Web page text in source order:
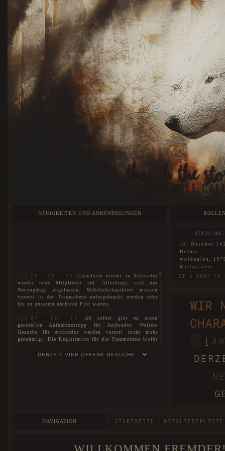
NEUIGKEITEN UND ANKÜNDIGUNGEN
29. OKT 18
Cataclysm nimmt in Anthrador
wieder neue Mitglieder auf. Allerdings sind nur
Neuzugänge zugelassen. Mehrfachcharaktere müssen
vorerst in der Traumebene untergebracht werden oder
bis zu unserem nächsten Plot warten.
07. OKT 18
Ab sofort gibt es einen
generellen Aufnahmestopp für Anthrador. Weitere
Gesuche für Anthrador werden vorerst nicht mehr
genehmigt. Die Registration für die Traumebene bleibt
sich auf unsererWARTELISTEeintragen lassen.
wir begrüßen offiziell unsere Neuzugänge und heißen
Das Forum wurde im Zuge der
18. Oktober
Herbst
wolkenlos,
Mittagszeit
IT'S OKAY TO
18. Oktober
nebelig, 6°C
THIS LAND
wolkenlos,
BEGGARS
18. Oktober
WIR
[
NAVIGATION STARTSEITE MITGLIEDERLISTE